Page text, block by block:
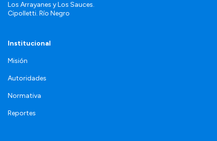
Los Arrayanes y Los Sauces.
Cipolletti. Río Negro
Institucional
Misión
Autoridades
Normativa
Reportes